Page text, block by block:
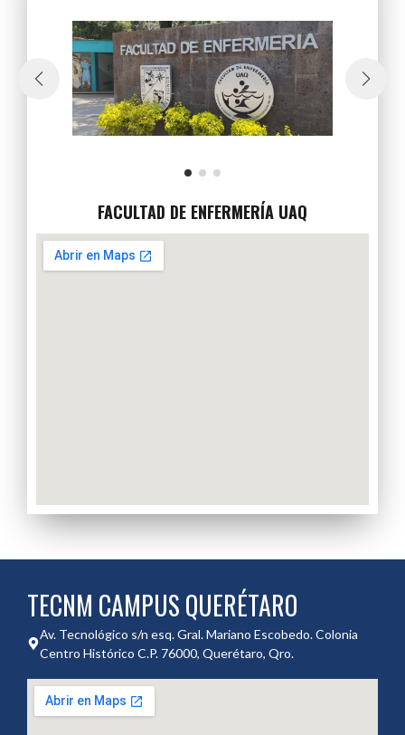
FACULTAD DE ENFERMERÍA UAQ
TECNM CAMPUS QUERÉTARO
Av. Tecnológico s/n esq. Gral. Mariano Escobedo. Colonia
Centro Histórico C.P. 76000, Querétaro, Qro.